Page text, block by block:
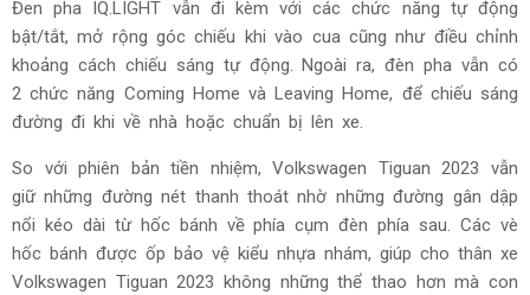
Đen pha IQ.LIGHT vẫn đi kèm với các chức năng tự động
bật/tắt, mở rộng góc chiếu khi vào cua cũng như điều chỉnh
khoảng cách chiếu sáng tự động. Ngoài ra, đèn pha vẫn có
2 chức năng Coming Home và Leaving Home, để chiếu sáng
đường đi khi về nhà hoặc chuẩn bị lên xe.
So với phiên bản tiền nhiệm, Volkswagen Tiguan 2023 vẫn
giữ những đường nét thanh thoát nhờ những đường gân dập
nổi kéo dài từ hốc bánh về phía cụm đèn phía sau. Các vè
hốc bánh được ốp bảo vệ kiểu nhựa nhám, giúp cho thân xe
Volkswagen Tiguan 2023 không những thể thao hơn mà con